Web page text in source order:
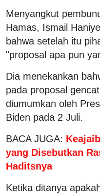
Menyangkut
Hamas, Ismail
bahwa setelah itu
"proposal apa pun
Dia menekankan
pada proposal
diumumkan oleh
Biden pada 2 Juli.
BACA JUGA:
yang Disebutkan
Haditsnya
Ketika ditanya